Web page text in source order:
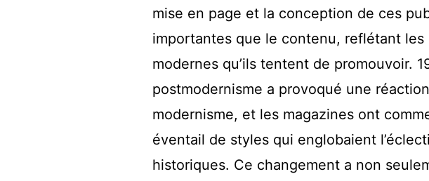
mise en page et la conception de ces
importantes que le contenu, reflétant
modernes qu’ils tentent de promouvoir.
postmodernisme a provoqué une
modernisme, et les magazines ont
éventail de styles qui englobaient
historiques. Ce changement a non